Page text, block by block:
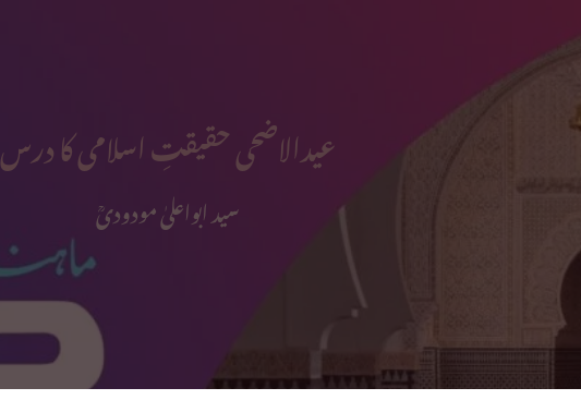
عیدالاضحی حقیقتِ اسلامی کا درس
سید ابواعلیٰ مودودیؒ